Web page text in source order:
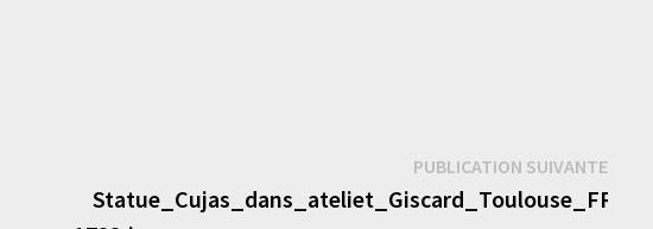
PUBLICATION SUIVANTE